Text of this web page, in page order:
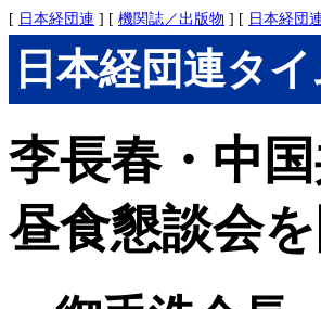
[ 日本経団連 ] [ 機関誌／出版物 ] [ 日本経団
日本経団連タ
李長春・中
昼食懇談会